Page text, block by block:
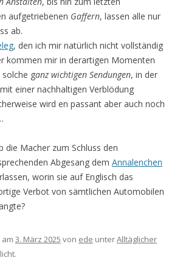
aufgetriebenen Gaffern, lassen alle nur
ab.
, den ich mir natürlich nicht vollständig
kommen mir in derartigen Momenten
solche ganz wichtigen Sendungen, in der
einer nachhaltigen Verblödung
wird en passant aber auch noch
die Macher zum Schluss den
Abgesang dem Annalenchen
worin sie auf Englisch das
Verbot von sämtlichen Automobilen
3. März 2025 von ede unterAlltäglicher